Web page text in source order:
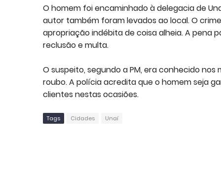
O homem foi encaminhado à delegacia de
autor também foram levados ao local. O
apropriação indébita de coisa alheia. A pena
reclusão e multa.
O suspeito, segundo a PM, era conhecido
roubo. A polícia acredita que o homem seja
clientes nestas ocasiões.
Tags Cidades Unaí